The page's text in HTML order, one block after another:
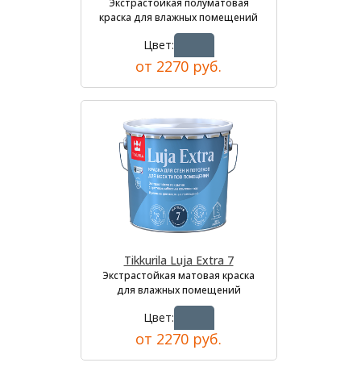
Экстрастойкая полуматовая
краска для влажных помещений
Цвет:
от 2270 руб.
Tikkurila Luja Extra 7
Экстрастойкая матовая краска
для влажных помещений
Цвет:
от 2270 руб.